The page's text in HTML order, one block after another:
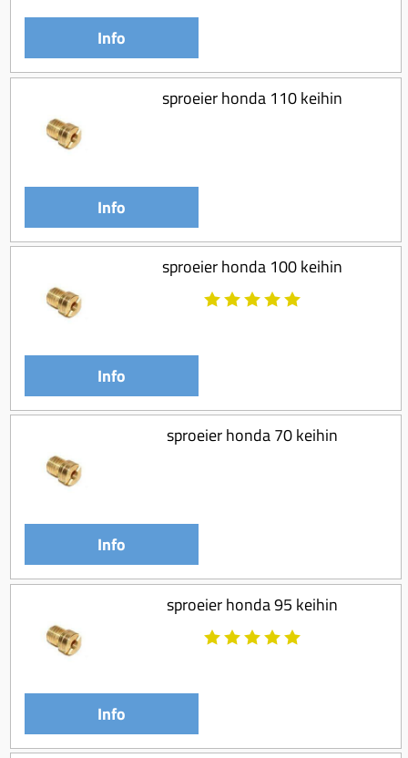
Info
sproeier honda 110 keihin
Info
sproeier honda 100 keihin
Info
sproeier honda 70 keihin
Info
sproeier honda 95 keihin
Info